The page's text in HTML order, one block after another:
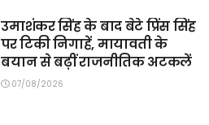
उमाशंकर सिंह के बाद बेटे प्रिंस सिंह
पर टिकी निगाहें, मायावती के
बयान से बढ़ीं राजनीतिक अटकलें
07/08/2026